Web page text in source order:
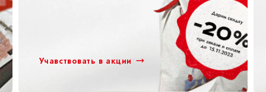
Учавствовать в акции